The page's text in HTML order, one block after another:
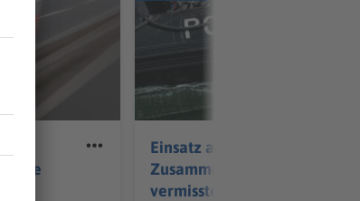
Einsatz am Bodensee -
Zusammenhang mit
vermisster Frau?